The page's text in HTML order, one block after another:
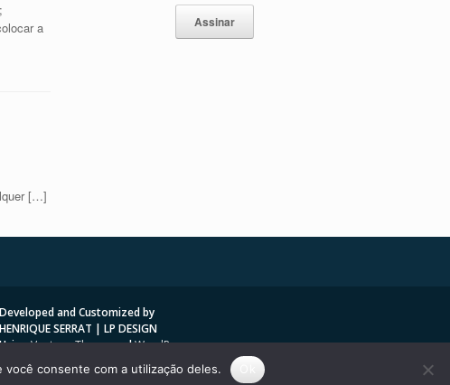
a
[…]
Developed and Customized by
HENRIQUE SERRAT | LP DESIGN
Vantage ThemeandWordPress.org
consente com a utilização deles.